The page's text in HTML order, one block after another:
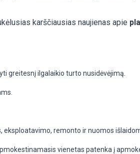
karščiausias naujienas apie
greitesnį ilgalaikio turto nusidėvėjimą.
remonto ir nuomos
vienetas patenka į